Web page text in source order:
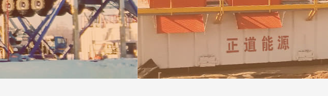
泥浆固控/泥浆净化/泥浆回收/泥水分离系统方案一体化方案